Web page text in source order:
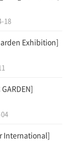
18
Exhibition]
GARDEN]
International]